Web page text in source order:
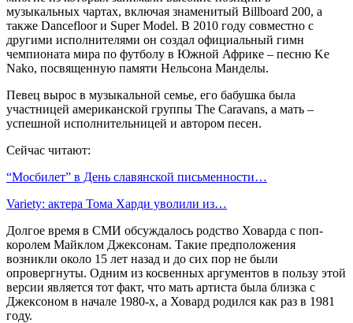
музыкальных чартах, включая знаменитый Billboard 200, а
также Dancefloor и Super Model. В 2010 году совместно с
другими исполнителями он создал официальный гимн
чемпионата мира по футболу в Южной Африке – песню Ke
Nako, посвященную памяти Нельсона Манделы.
Певец вырос в музыкальной семье, его бабушка была
участницей американской группы The Caravans, а мать –
успешной исполнительницей и автором песен.
Сейчас читают:
“Мосбилет” в День славянской письменности…
Variety: актера Тома Харди уволили из…
Долгое время в СМИ обсуждалось родство Ховарда с поп-
королем Майклом Джексонам. Такие предположения
возникли около 15 лет назад и до сих пор не были
опровергнуты. Одним из косвенных аргументов в пользу этой
версии является тот факт, что мать артиста была близка с
Джексоном в начале 1980-х, а Ховард родился как раз в 1981
году.